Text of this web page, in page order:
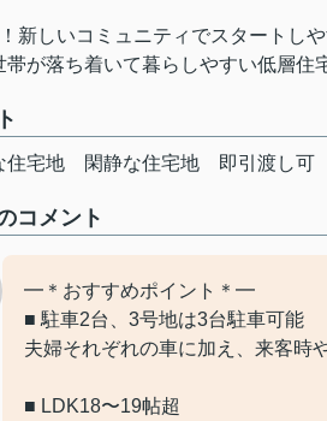
新しいコミュニティでスタートしや
帯が落ち着いて暮らしやすい低層住
住宅地 閑静な住宅地 即引渡し可
コメント
━＊おすすめポイント＊━
■ 駐車2台、3号地は3台駐車可能
夫婦それぞれの車に加え、来客時
■ LDK18〜19帖超